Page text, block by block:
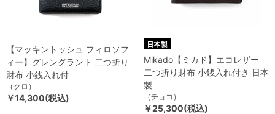
【マッキントッシュ フィロソフ
ィー】グレングラント 二つ折り
財布 小銭入れ付
（クロ）
￥14,300(税込)
Mikado【ミカド】エコレザー
二つ折り財布 小銭入れ付き 日本
製
（チョコ）
￥25,300(税込)